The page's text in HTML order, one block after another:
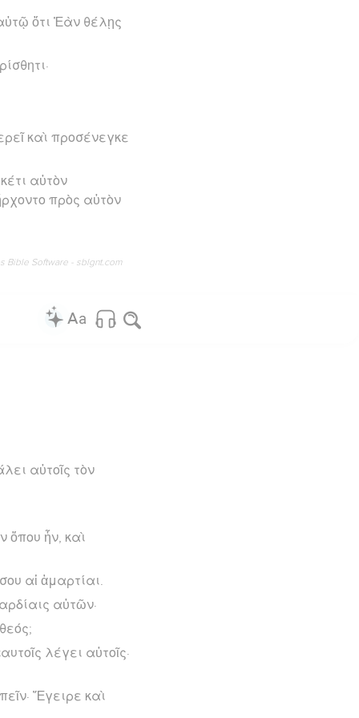
ὅτι Ἐὰν θέλῃς
καὶ προσένεγκε
αὐτὸν
πρὸς αὐτὸν
Bible Software - sblgnt.com
αὐτοῖς τὸν
ὅπου ἦν, καὶ
αἱ ἁμαρτίαι.
αὐτῶν·
λέγει αὐτοῖς·
Ἔγειρε καὶ